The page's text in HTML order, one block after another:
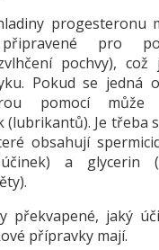
progesteronu
pro
pochvy), což
Pokud se jedná
pomocí
(lubrikantů). Je třeba
obsahují
a glycerin
překvapené, jaký
přípravky mají.